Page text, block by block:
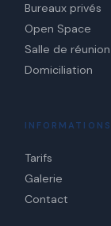
Bureaux privés
Open Space
Salle de réunion
Domiciliation
INFORMATIONS
Tarifs
Galerie
Contact